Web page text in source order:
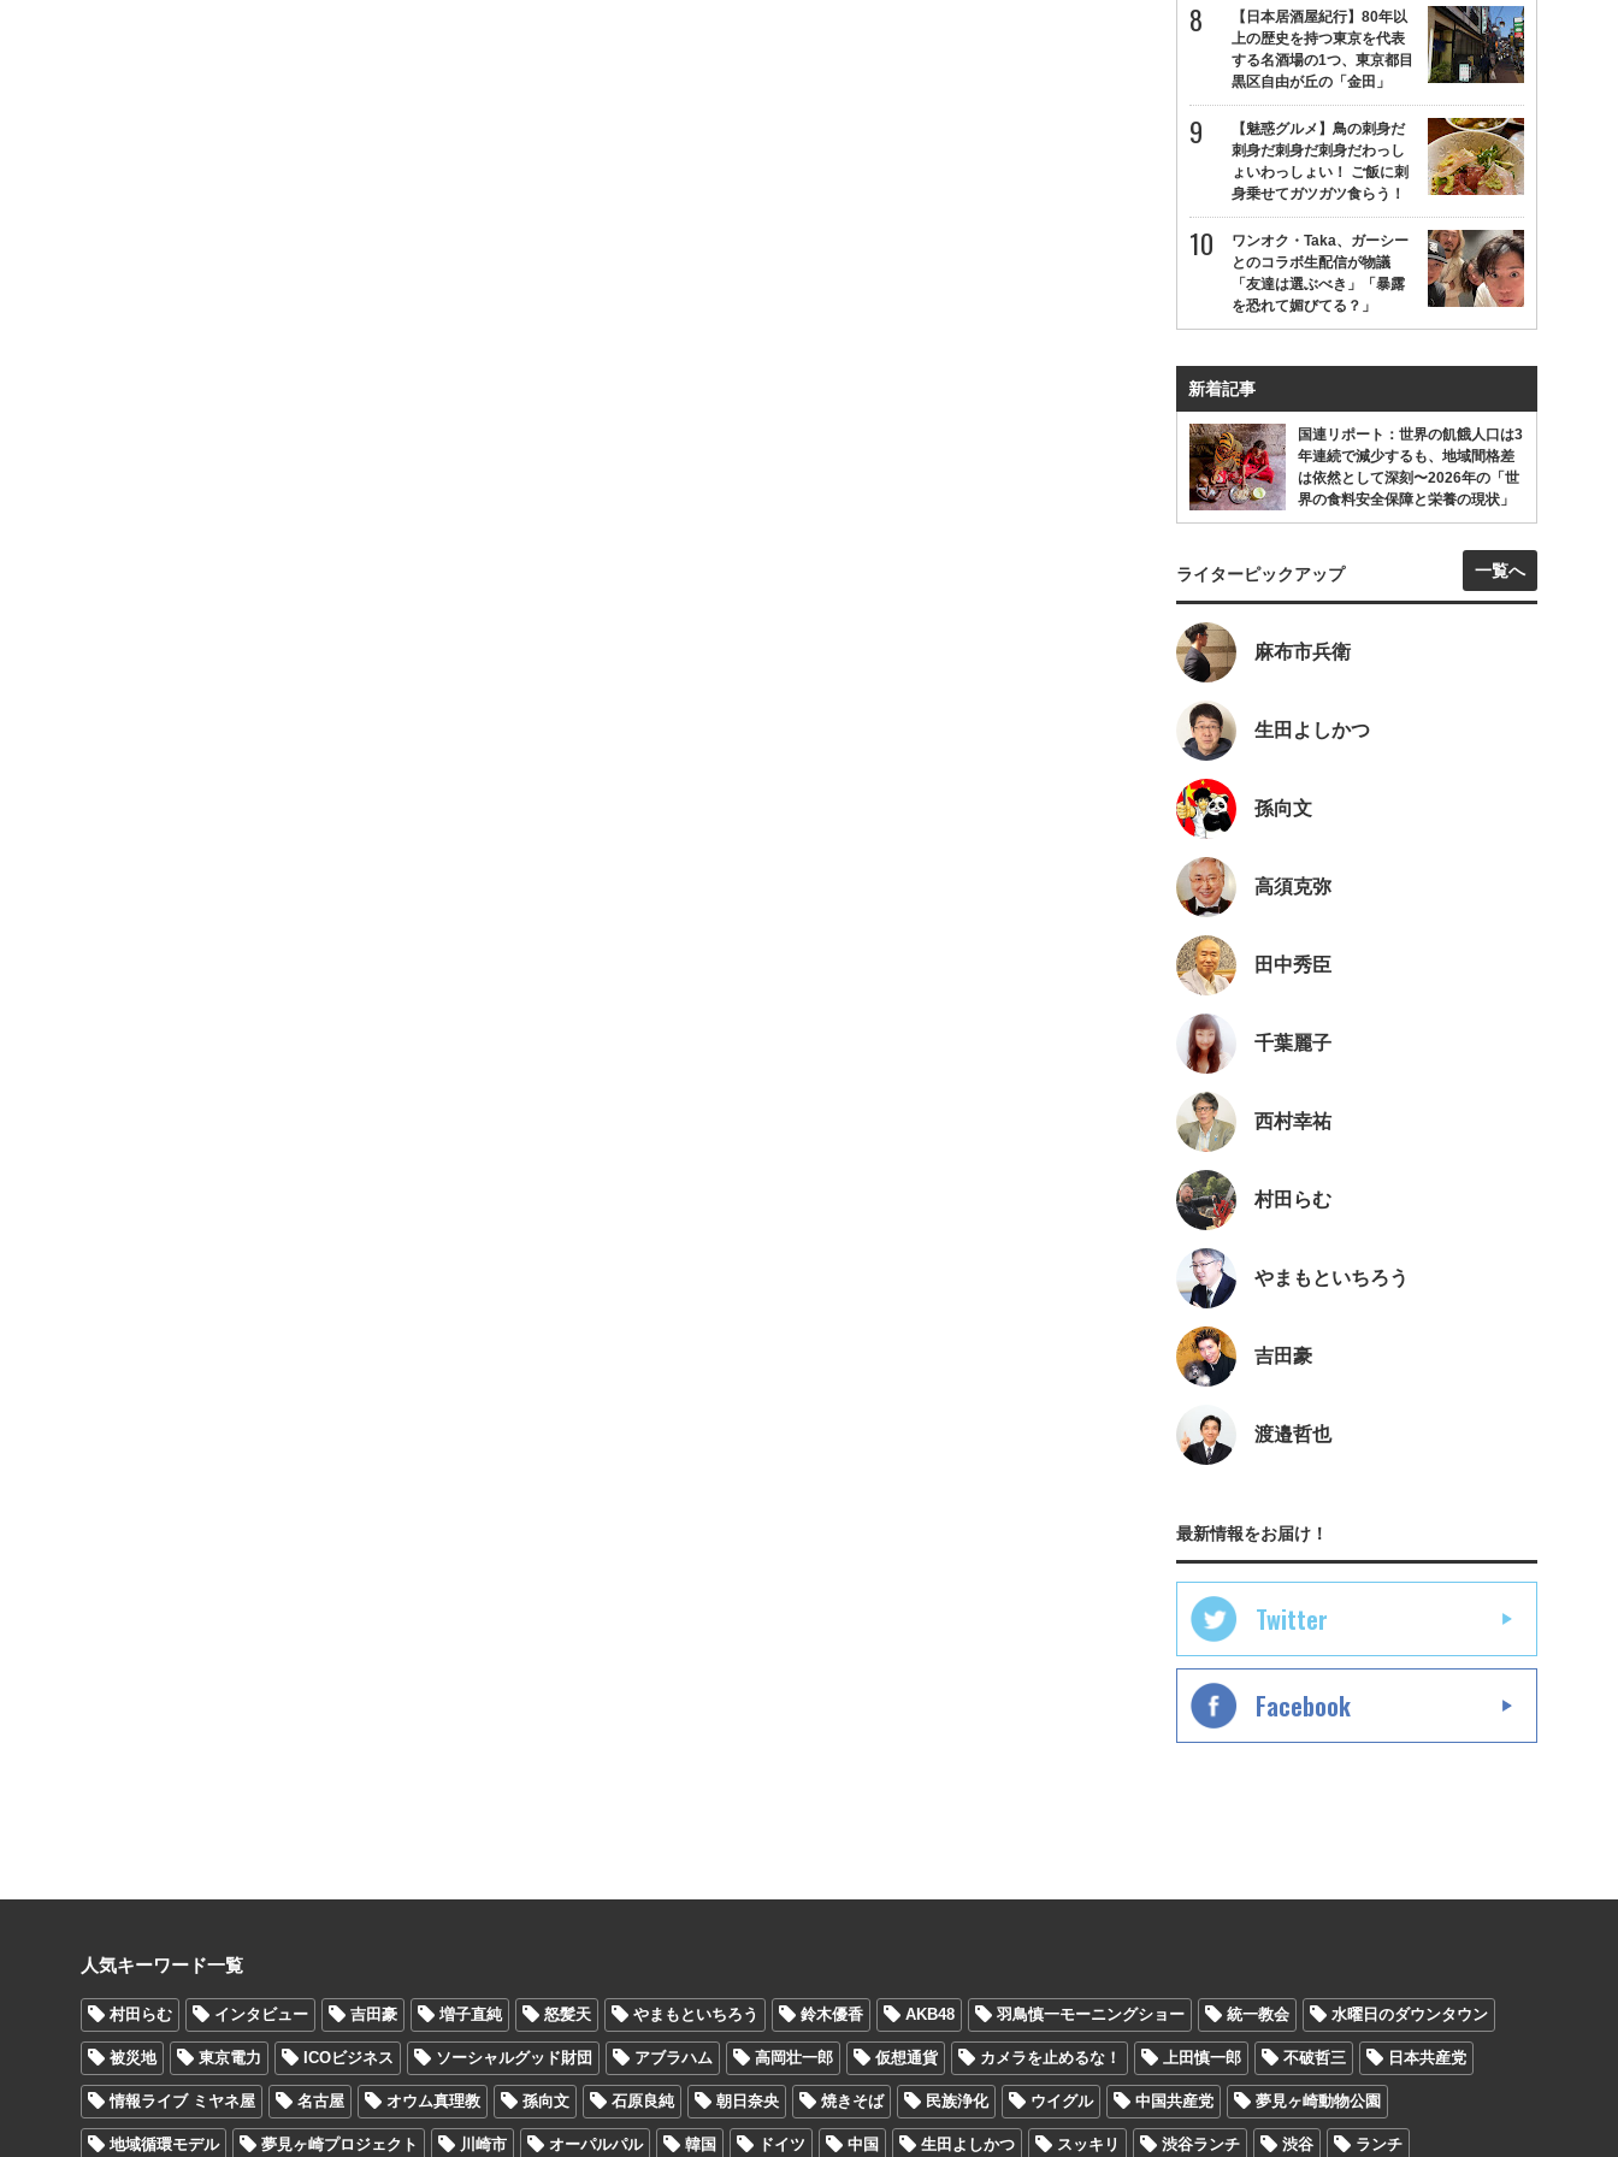
【日本居酒屋紀行】80年以
上の歴史を持つ東京を代表
する名酒場の1つ、東京都目
黒区自由が丘の「金田」
【魅惑グルメ】鳥の刺身だ
刺身だ刺身だ刺身だわっし
ょいわっしょい！ ご飯に刺
身乗せてガツガツ食らう！
ワンオク・Taka、ガーシー
とのコラボ生配信が物議
「友達は選ぶべき」「暴露
を恐れて媚びてる？」
新着記事
国連リポート：世界の飢餓人口は3
年連続で減少するも、地域間格差
は依然として深刻〜2026年の「世
界の食料安全保障と栄養の現状」
ライターピックアップ 一覧へ
麻布市兵衛
生田よしかつ
孫向文
高須克弥
田中秀臣
千葉麗子
西村幸祐
村田らむ
やまもといちろう
吉田豪
渡邉哲也
最新情報をお届け！
Twitter
Facebook
人気キーワード一覧
村田らむ インタビュー 吉田豪 増子直純 怒髪天 やまもといちろう 鈴木優香 AKB48 羽鳥慎一モーニングショー 統一教会 水曜日のダウンタウン
被災地 東京電力 ICOビジネス ソーシャルグッド財団 アブラハム 高岡壮一郎 仮想通貨 カメラを止めるな！ 上田慎一郎 不破哲三 日本共産党
情報ライブ ミヤネ屋 名古屋 オウム真理教 孫向文 石原良純 朝日奈央 焼きそば 民族浄化 ウイグル 中国共産党 夢見ヶ崎動物公園
地域循環モデル 夢見ヶ崎プロジェクト 川崎市 オーパルパル 韓国 ドイツ 中国 生田よしかつ スッキリ 渋谷ランチ 渋谷 ランチ